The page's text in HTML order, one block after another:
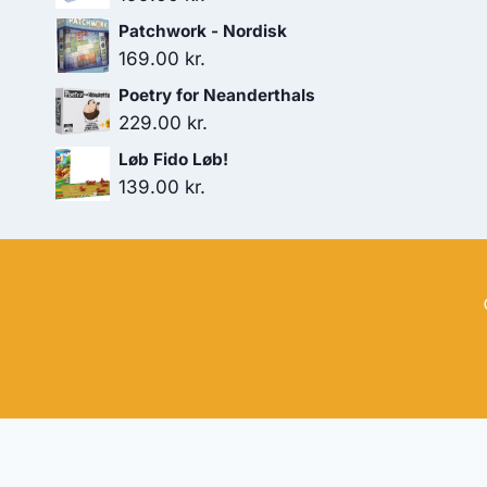
Patchwork - Nordisk
169.00 kr.
Poetry for Neanderthals
229.00 kr.
Løb Fido Løb!
139.00 kr.